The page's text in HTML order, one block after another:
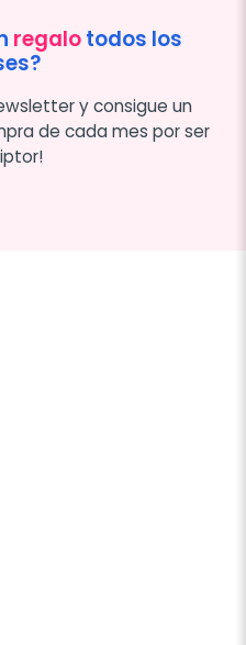
regalotodos los
y consigue un
de cada mes por ser